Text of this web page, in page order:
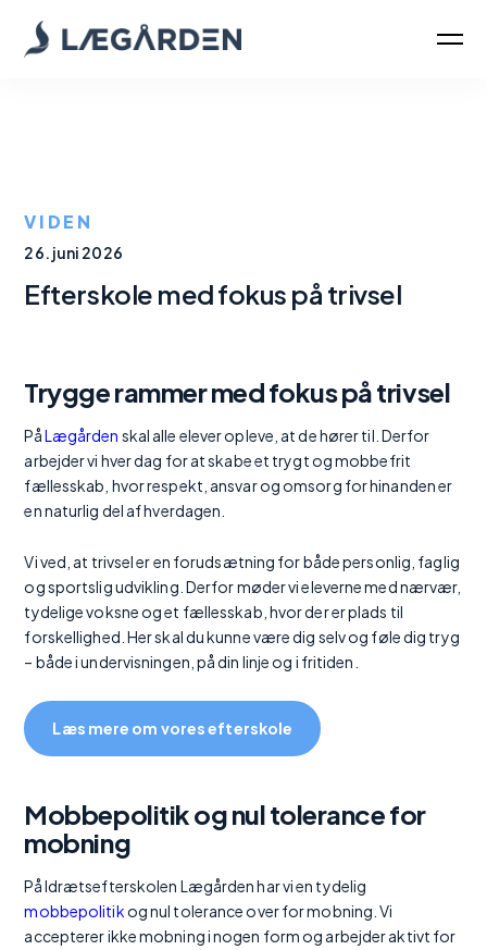
VIDEN
26. juni 2026
Efterskole med fokus på trivsel
Trygge rammer med fokus på trivsel
PåLægården skal alle elever opleve, at de hører til. Derfor
arbejder vi hver dag for at skabe et trygt og mobbefrit
fællesskab, hvor respekt, ansvar og omsorg for hinanden er
en naturlig del af hverdagen.
Vi ved, at trivsel er en forudsætning for både personlig, faglig
og sportslig udvikling. Derfor møder vi eleverne med nærvær,
tydelige voksne og et fællesskab, hvor der er plads til
forskellighed. Her skal du kunne være dig selv og føle dig tryg
– både i undervisningen, på din linje og i fritiden.
Læs mere om vores efterskole
Mobbepolitik og nul tolerance for
mobning
På Idrætsefterskolen Lægården har vi en tydelig
mobbepolitik og nul tolerance over for mobning. Vi
accepterer ikke mobning i nogen form og arbejder aktivt for